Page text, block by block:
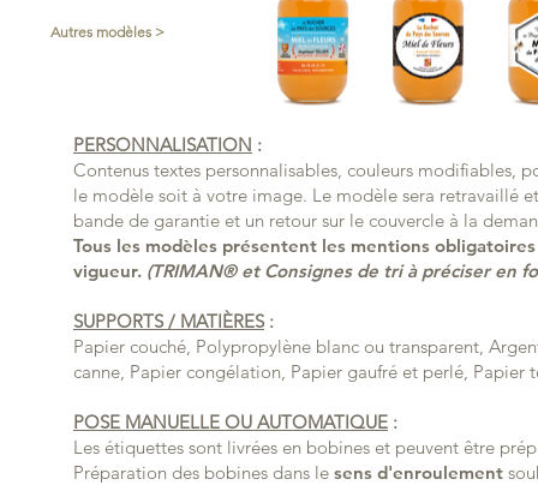
Autres modèles >
PERSONNALISATION :
Contenus textes personnalisables, couleurs modifiables,
le modèle soit à votre image. Le modèle sera retravaillé
bande de garantie et un retour sur le couvercle à la
Tous les modèles présentent les mentions
vigueur. (TRIMAN® et Consignes de tri à préciser en
SUPPORTS / MATIÈRES :
Papier couché, Polypropylène blanc ou transparent,
canne, Papier congélation, Papier gaufré et perlé,
POSE MANUELLE OU AUTOMATIQUE :
Les étiquettes sont livrées en bobines et peuvent être
Préparation des bobines dans le sens d'enroulement